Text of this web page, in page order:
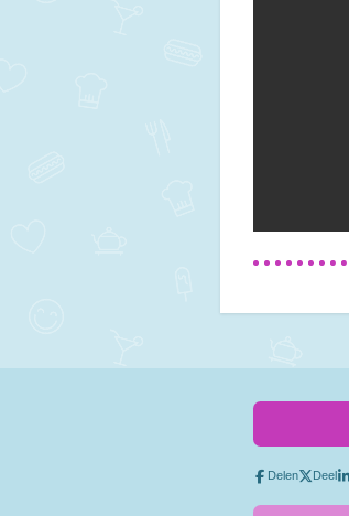
Delen Deel